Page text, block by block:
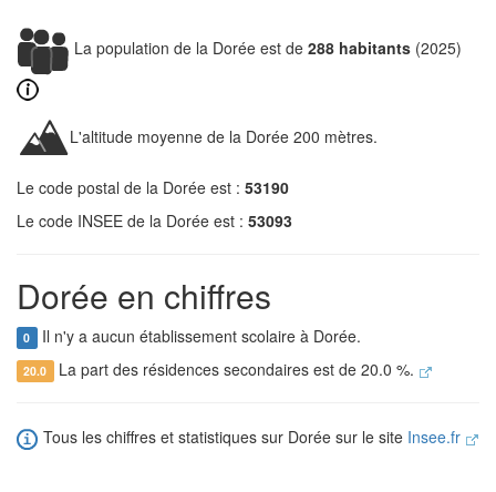
La population de la Dorée est de 288 habitants (2025)
L'altitude moyenne de la Dorée 200 mètres.
Le code postal de la Dorée est : 53190
Le code INSEE de la Dorée est : 53093
Dorée en chiffres
0 Il n'y a aucun établissement scolaire à Dorée.
20.0 La part des résidences secondaires est de 20.0 %.
Tous les chiffres et statistiques sur Dorée sur le site Insee.fr